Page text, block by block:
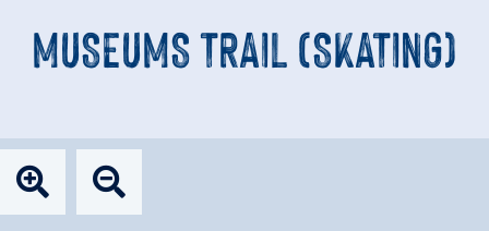
MUSEUMS TRAIL (SKATING)